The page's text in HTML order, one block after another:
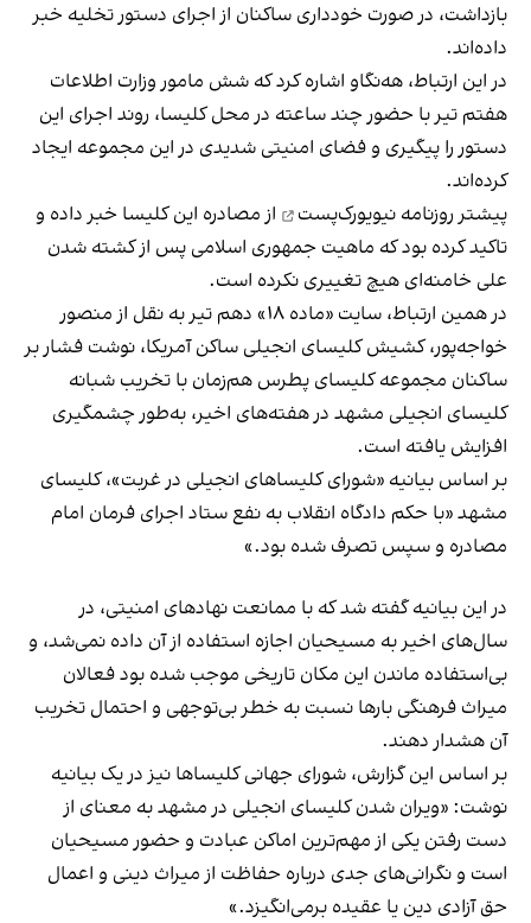
بازداشت، در صورت خودداری ساکنان از اجرای دستور تخلیه خبر
داده‌اند.
در این ارتباط، هه‌نگاو اشاره کرد که شش مامور وزارت اطلاعات
هفتم تیر با حضور چند ساعته در محل کلیسا، روند اجرای این
دستور را پیگیری و فضای امنیتی شدیدی در این مجموعه ایجاد
کرده‌اند.
پیشتر روزنامه نیویورک‌پست
از مصادره این کلیسا خبر داده و
تاکید کرده بود که ماهیت جمهوری اسلامی پس از کشته شدن
علی خامنه‌ای هیچ تغییری نکرده است.
در همین ارتباط، سایت «ماده ۱۸» دهم تیر به نقل از منصور
خواجه‌پور، کشیش کلیسای انجیلی ساکن آمریکا، نوشت فشار بر
ساکنان مجموعه کلیسای پطرس هم‌زمان با تخریب شبانه
کلیسای انجیلی مشهد در هفته‌های اخیر، به‌طور چشمگیری
افزایش یافته است.
بر اساس بیانیه «شورای کلیساهای انجیلی در غربت»، کلیسای
مشهد «با حکم دادگاه انقلاب به نفع ستاد اجرای فرمان امام
مصادره و سپس تصرف شده بود.»
در این بیانیه گفته شد که با ممانعت نهادهای امنیتی، در
سال‌های اخیر به مسیحیان اجازه استفاده از آن داده نمی‌شد، و
بی‌استفاده ماندن این مکان تاریخی موجب شده بود فعالان
میراث فرهنگی بارها نسبت به خطر بی‌توجهی و احتمال تخریب
آن هشدار دهند.
بر اساس این گزارش، شورای جهانی کلیساها نیز در یک بیانیه
نوشت: «ویران شدن کلیسای انجیلی در مشهد به معنای از
دست رفتن یکی از مهم‌ترین اماکن عبادت و حضور مسیحیان
است و نگرانی‌های جدی درباره حفاظت از میراث دینی و اعمال
حق آزادی دین یا عقیده برمی‌انگیزد.»